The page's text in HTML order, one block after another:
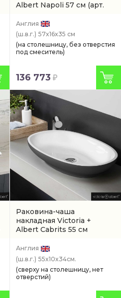
Albert Napoli 57 см (арт.
Англия
(ш.в.г.) 57x16x35 см
(на столешницу, без отверстия
под смеситель)
136 773
Раковина-чаша
накладная Victoria +
Albert Cabrits 55 см
7016G)
Англия
(ш.в.г.) 55x10x34см.
(сверху на столешницу, нет
отверстий)